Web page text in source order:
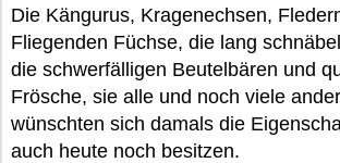
Die Kängurus, Kragenechsen,
Fliegenden Füchse, die lang
die schwerfälligen Beutelbären und
Frösche, sie alle und noch viele
wünschten sich damals die
auch heute noch besitzen.